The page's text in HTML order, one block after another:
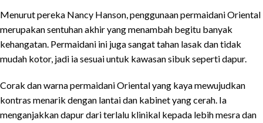
Menurut pereka Nancy Hanson, penggunaan permaidani Oriental
merupakan sentuhan akhir yang menambah begitu banyak
kehangatan. Permaidani ini juga sangat tahan lasak dan tidak
mudah kotor, jadi ia sesuai untuk kawasan sibuk seperti dapur.
Corak dan warna permaidani Oriental yang kaya mewujudkan
kontras menarik dengan lantai dan kabinet yang cerah. Ia
menganjakkan dapur dari terlalu klinikal kepada lebih mesra dan